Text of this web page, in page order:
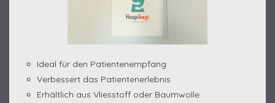
Ideal für den Patientenempfang
Verbessert das Patientenerlebnis
Erhältlich aus Vliesstoff oder Baumwolle